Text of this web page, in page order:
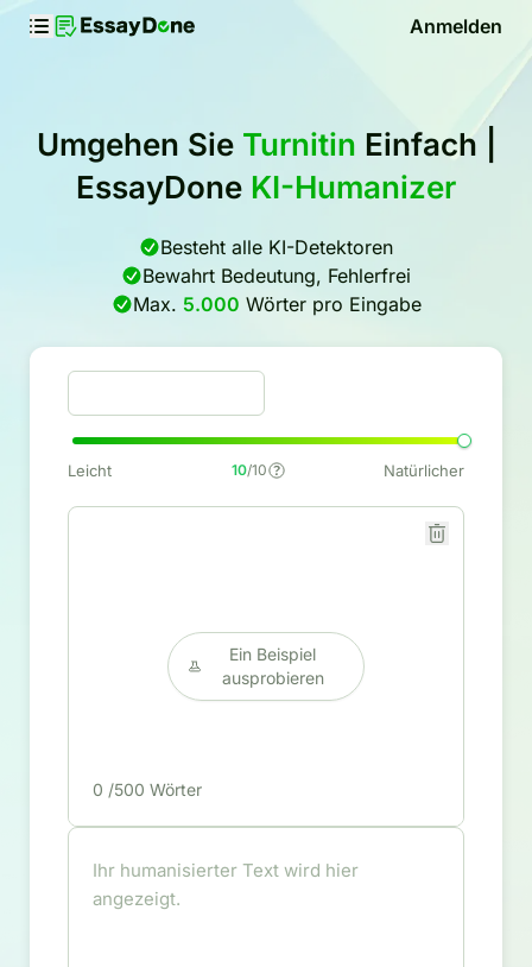
Anmelden
Umgehen Sie Turnitin Einfach |
EssayDone KI-Humanizer
Besteht alle KI-Detektoren
Bewahrt Bedeutung, Fehlerfrei
Max. 5.000 Wörter pro Eingabe
Leicht 10/10 Natürlicher
Ein Beispiel
ausprobieren
0 /500 Wörter
Ihr humanisierter Text wird hier
angezeigt.